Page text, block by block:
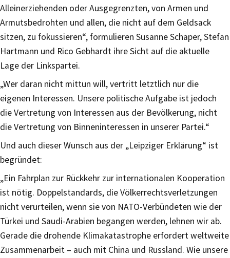
Alleinerziehenden oder Ausgegrenzten, von Armen und
Armutsbedrohten und allen, die nicht auf dem Geldsack
sitzen, zu fokussieren“, formulieren Susanne Schaper, Stefan
Hartmann und Rico Gebhardt ihre Sicht auf die aktuelle
Lage der Linkspartei.
„Wer daran nicht mittun will, vertritt letztlich nur die
eigenen Interessen. Unsere politische Aufgabe ist jedoch
die Vertretung von Interessen aus der Bevölkerung, nicht
die Vertretung von Binneninteressen in unserer Partei.“
Und auch dieser Wunsch aus der „Leipziger Erklärung“ ist
begründet:
„Ein Fahrplan zur Rückkehr zur internationalen Kooperation
ist nötig. Doppelstandards, die Völkerrechtsverletzungen
nicht verurteilen, wenn sie von NATO-Verbündeten wie der
Türkei und Saudi-Arabien begangen werden, lehnen wir ab.
Gerade die drohende Klimakatastrophe erfordert weltweite
Zusammenarbeit – auch mit China und Russland. Wie unsere